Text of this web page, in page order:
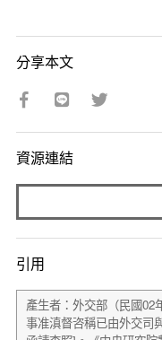
分享本文
資源連結
引用